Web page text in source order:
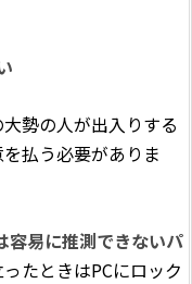
勢の人が出入りする
払う必要がありま
容易に推測できないパ
たときはPCにロック